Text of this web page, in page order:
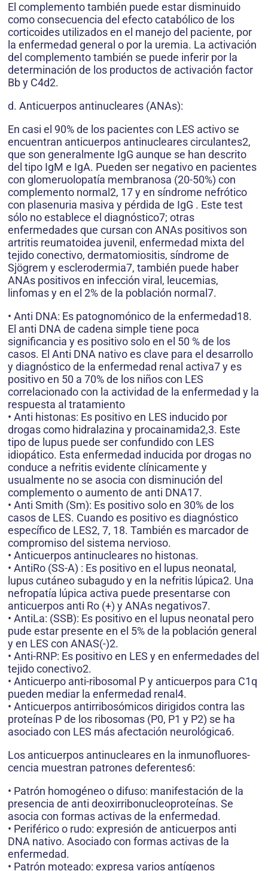
El complemento también puede estar disminuido
como consecuencia del efecto catabólico de los
corticoides utilizados en el manejo del paciente, por
la enfermedad general o por la uremia. La activación
del complemento también se puede inferir por la
determinación de los productos de activación factor
Bb y C4d2.
d. Anticuerpos antinucleares (ANAs):
En casi el 90% de los pacientes con LES activo se
encuentran anticuerpos antinucleares circulantes2,
que son generalmente IgG aunque se han descrito
del tipo IgM e IgA. Pueden ser negativo en pacientes
con glomeruolopatía membranosa (20-50%) con
complemento normal2, 17 y en síndrome nefrótico
con plasenuria masiva y pérdida de IgG . Este test
sólo no establece el diagnóstico7; otras
enfermedades que cursan con ANAs positivos son
artritis reumatoidea juvenil, enfermedad mixta del
tejido conectivo, dermatomiositis, síndrome de
Sjögrem y esclerodermia7, también puede haber
ANAs positivos en infección viral, leucemias,
linfomas y en el 2% de la población normal7.
• Anti DNA: Es patognomónico de la enfermedad18.
El anti DNA de cadena simple tiene poca
significancia y es positivo solo en el 50 % de los
casos. El Anti DNA nativo es clave para el desarrollo
y diagnóstico de la enfermedad renal activa7 y es
positivo en 50 a 70% de los niños con LES
correlacionado con la actividad de la enfermedad y la
respuesta al tratamiento
• Anti histonas: Es positivo en LES inducido por
drogas como hidralazina y procainamida2,3. Este
tipo de lupus puede ser confundido con LES
idiopático. Esta enfermedad inducida por drogas no
conduce a nefritis evidente clínicamente y
usualmente no se asocia con disminución del
complemento o aumento de anti DNA17.
• Anti Smith (Sm): Es positivo solo en 30% de los
casos de LES. Cuando es positivo es diagnóstico
específico de LES2, 7, 18. También es marcador de
compromiso del sistema nervioso.
• Anticuerpos antinucleares no histonas.
• AntiRo (SS-A) : Es positivo en el lupus neonatal,
lupus cutáneo subagudo y en la nefritis lúpica2. Una
nefropatía lúpica activa puede presentarse con
anticuerpos anti Ro (+) y ANAs negativos7.
• AntiLa: (SSB): Es positivo en el lupus neonatal pero
pude estar presente en el 5% de la población general
y en LES con ANAS(-)2.
• Anti-RNP: Es positivo en LES y en enfermedades del
tejido conectivo2.
• Anticuerpo anti-ribosomal P y anticuerpos para C1q
pueden mediar la enfermedad renal4.
• Anticuerpos antirribosómicos dirigidos contra las
proteínas P de los ribosomas (P0, P1 y P2) se ha
asociado con LES más afectación neurológica6.
Los anticuerpos antinucleares en la inmunofluores-
cencia muestran patrones deferentes6:
• Patrón homogéneo o difuso: manifestación de la
presencia de anti deoxirribonucleoproteínas. Se
asocia con formas activas de la enfermedad.
• Periférico o rudo: expresión de anticuerpos anti
DNA nativo. Asociado con formas activas de la
enfermedad.
• Patrón moteado: expresa varios antígenos